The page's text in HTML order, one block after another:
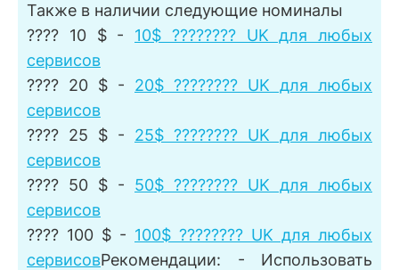
Также в наличии следующие номиналы
???? 10 $ - 10$ ???????? UK для любых
сервисов
???? 20 $ - 20$ ???????? UK для любых
сервисов
???? 25 $ - 25$ ???????? UK для любых
сервисов
???? 50 $ - 50$ ???????? UK для любых
сервисов
???? 100 $ - 100$ ???????? UK для любых
сервисовРекомендации: - Использовать